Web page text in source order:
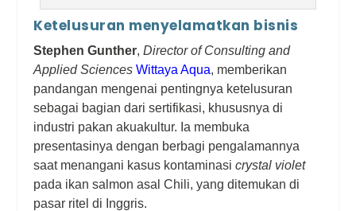
Ketelusuran menyelamatkan bisnis
Stephen Gunther,Director of Consulting and
Applied SciencesWittaya Aqua, memberikan
pandangan mengenai pentingnya ketelusuran
sebagai bagian dari sertifikasi, khususnya di
industri pakan akuakultur. Ia membuka
presentasinya dengan berbagi pengalamannya
saat menangani kasus kontaminasicrystal violet
pada ikan salmon asal Chili, yang ditemukan di
pasar ritel di Inggris.